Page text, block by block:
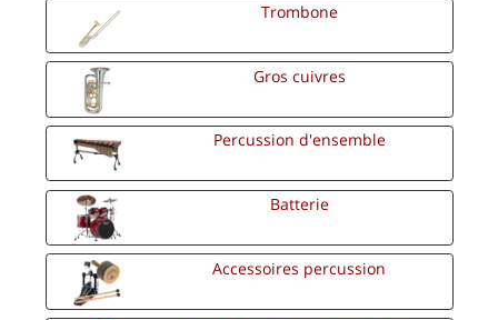
Trombone
Gros cuivres
Percussion d'ensemble
Batterie
Accessoires percussion